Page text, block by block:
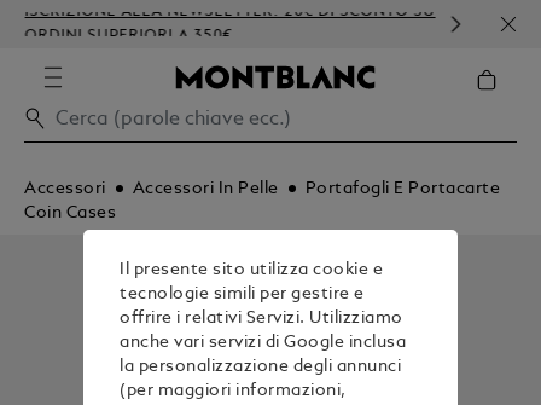
ISCRIZIONE ALLA NEWSLETTER: 20€ DI SCONTO SU
ORDINI SUPERIORI A 350€
Accessori Accessori In Pelle
Portafogli E Portacarte
Coin Cases
Il presente sito utilizza cookie e
tecnologie simili per gestire e
offrire i relativi Servizi. Utilizziamo
anche vari servizi di Google inclusa
la personalizzazione degli annunci
(per maggiori informazioni,